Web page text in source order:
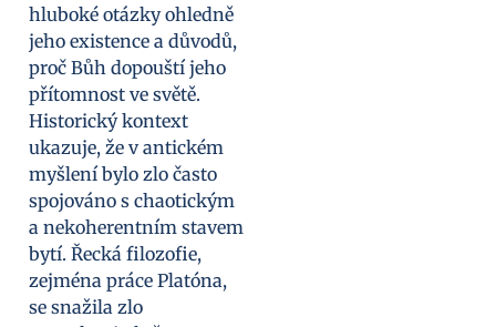
hluboké otázky ohledně
jeho existence a důvodů,
proč Bůh dopouští jeho
přítomnost ve světě.
Historický kontext
ukazuje, že v antickém
myšlení bylo zlo často
spojováno s chaotickým
a nekoherentním stavem
bytí. Řecká filozofie,
zejména práce Platóna,
se snažila zlo